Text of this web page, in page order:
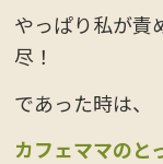
やっぱり私が責
尽！
であった時は、
カフェママのと